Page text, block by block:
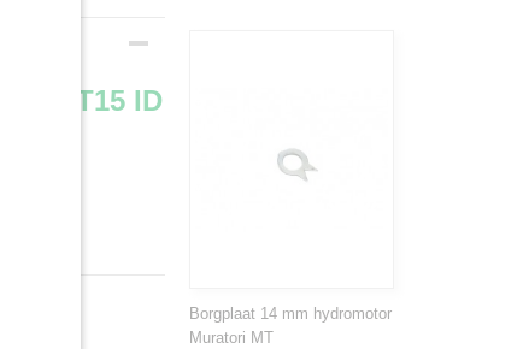
MT15 ID
Borgplaat 14 mm hydromotor
Muratori MT